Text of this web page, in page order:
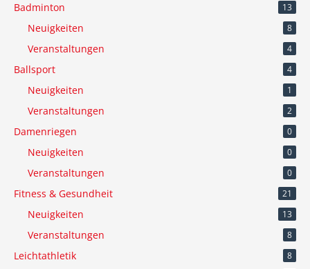
Badminton 13
Neuigkeiten 8
Veranstaltungen 4
Ballsport 4
Neuigkeiten 1
Veranstaltungen 2
Damenriegen 0
Neuigkeiten 0
Veranstaltungen 0
Fitness & Gesundheit 21
Neuigkeiten 13
Veranstaltungen 8
Leichtathletik 8